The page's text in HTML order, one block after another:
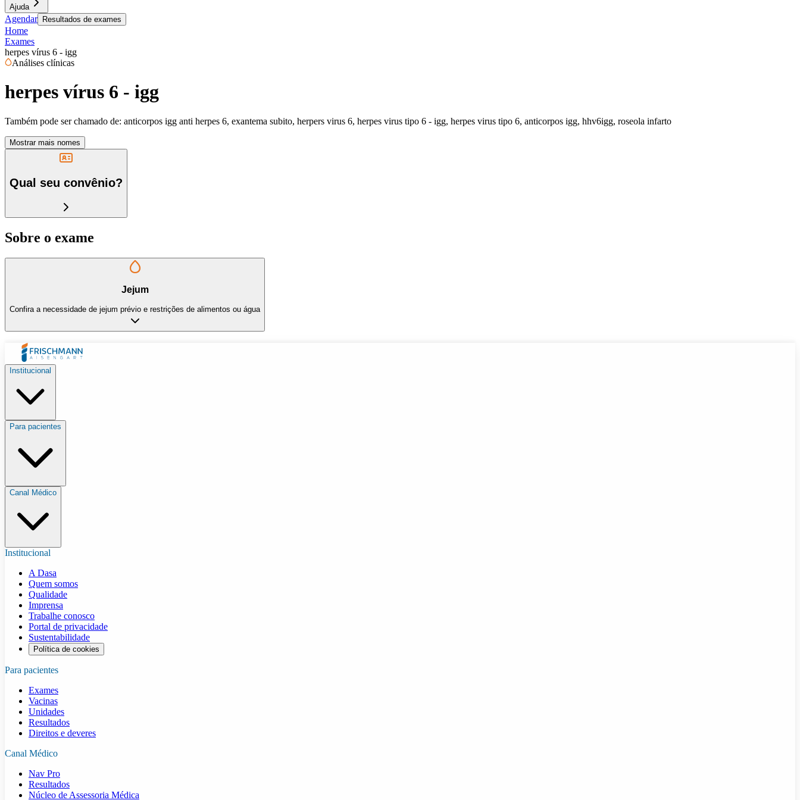
Ajuda
Agendar Resultados de exames
Home
Exames
herpes vírus 6 - igg
Análises clínicas
herpes vírus 6 - igg
Também pode ser chamado de: anticorpos igg anti herpes 6, exantema subito, herpers virus 6, herpes virus tipo 6 - igg, herpes virus tipo 6, anticorpos igg, hhv6igg, roseola infarto
Mostrar mais nomes
Qual seu convênio?
Sobre o exame
Jejum
Confira a necessidade de jejum prévio e restrições de alimentos ou água
Institucional
Para pacientes
Canal Médico
Institucional
A Dasa
Quem somos
Qualidade
Imprensa
Trabalhe conosco
Portal de privacidade
Sustentabilidade
Política de cookies
Para pacientes
Exames
Vacinas
Unidades
Resultados
Direitos e deveres
Canal Médico
Nav Pro
Resultados
Núcleo de Assessoria Médica